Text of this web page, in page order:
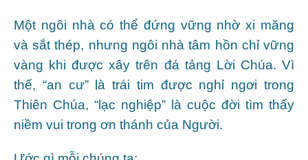
Một ngôi nhà có thể đứng vững nhờ xi măng
và sắt thép, nhưng ngôi nhà tâm hồn chỉ vững
vàng khi được xây trên đá tảng Lời Chúa. Vì
thế, “an cư” là trái tim được nghỉ ngơi trong
Thiên Chúa, “lạc nghiệp” là cuộc đời tìm thấy
niềm vui trong ơn thánh của Người.